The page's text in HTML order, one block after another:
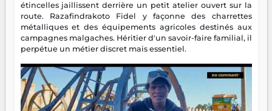
étincelles jaillissent derrière un petit atelier ouvert sur la
route. Razafindrakoto Fidel y façonne des charrettes
métalliques et des équipements agricoles destinés aux
campagnes malgaches. Héritier d'un savoir-faire familial, il
perpétue un métier discret mais essentiel.